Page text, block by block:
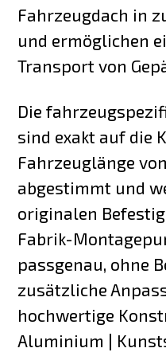
Fahrzeugdach in
und ermöglichen
Transport von
Die
sind exakt auf die
Fahrzeuglänge
abgestimmt und
originalen
Fabrik-
passgenau, ohne
zusätzliche
hochwertige
Aluminium |